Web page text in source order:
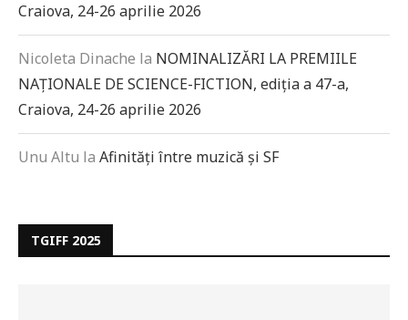
Craiova, 24-26 aprilie 2026
Nicoleta Dinache la NOMINALIZĂRI LA PREMIILE
NAȚIONALE DE SCIENCE-FICTION, ediția a 47-a,
Craiova, 24-26 aprilie 2026
Unu Altu la Afinități între muzică și SF
TGIFF 2025